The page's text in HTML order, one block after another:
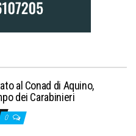
al Conad di Aquino,
dei Carabinieri
0